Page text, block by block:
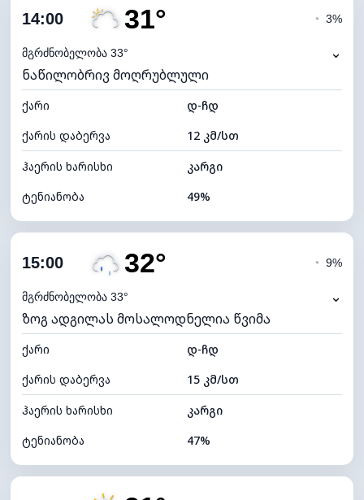
ღრუბლიანობა
ნამის წერტილი
ხილვადობა
10 კმ
განათების ინდექსი 7 (ნათელი)
ღრუბლის სიმაღლე 11120 მ
14:00 31°
მგრძნობელობა 33°
◔ 3%
⌄
ნაწილობრივ მოღრუბლული
ქარი
დ-ჩდ
ქარის დაბერვა
12 კმ/სთ
ჰაერის ხარისხი
კარგი
ტენიანობა
49%
ღრუბლიანობა
ნამის წერტილი
ხილვადობა
10 კმ
განათების ინდექსი 7 (ნათელი)
ღრუბლის სიმაღლე 9760 მ
15:00 32°
მგრძნობელობა 33°
◔ 9%
⌄
ზოგ ადგილას მოსალოდნელია წვიმა
ქარი
დ-ჩდ
ქარის დაბერვა
15 კმ/სთ
ჰაერის ხარისხი
კარგი
ტენიანობა
47%